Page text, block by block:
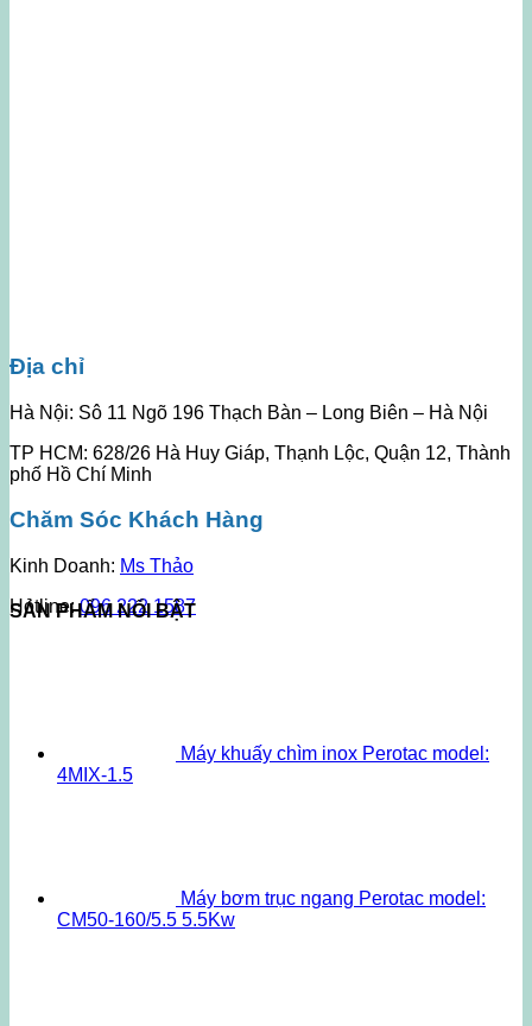
Địa chỉ
Hà Nội: Sô 11 Ngõ 196 Thạch Bàn – Long Biên – Hà Nội
TP HCM: 628/26 Hà Huy Giáp, Thạnh Lộc, Quận 12, Thành
phố Hồ Chí Minh
Chăm Sóc Khách Hàng
Kinh Doanh: Ms Thảo
Hotline:096 222 1587
SẢN PHẨM NỔI BẬT
Máy khuấy chìm inox Perotac model:
4MIX-1.5
Máy bơm trục ngang Perotac model:
CM50-160/5.5 5.5Kw